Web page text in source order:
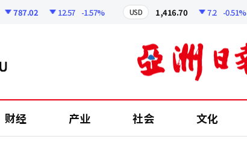
787.02 12.57 -1.57% USD 1,416.70 7.2 -0.51%
财经 产业 社会 文化